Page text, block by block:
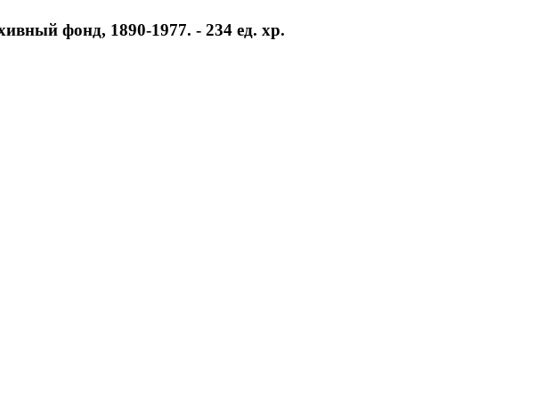
фонд, 1890-1977. - 234 ед. хр.